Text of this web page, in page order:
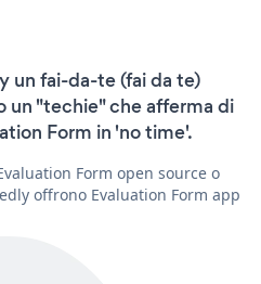
un fai-da-te (fai da te)
un "techie" che afferma di
Form in 'no time'.
Form open source o
offrono Evaluation Form app